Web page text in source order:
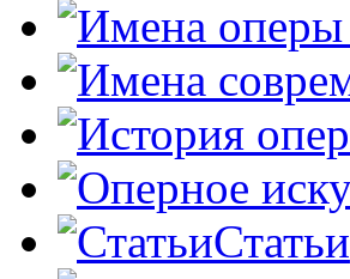
Статьи